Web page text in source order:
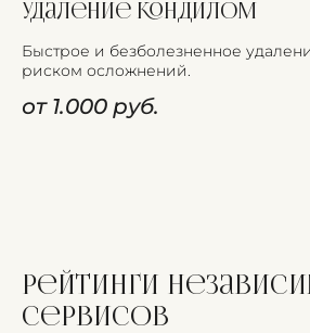
Удаление кондилом
Быстрое и безболезненное
риском осложнений.
от 1.000 руб.
Рейтинги
сервисов